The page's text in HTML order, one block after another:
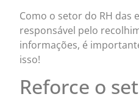
Como o setor do RH das
responsável pelo
informações, é
isso!
Reforce o